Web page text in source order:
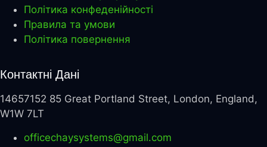
Політика конфеденійності
Правила та умови
Політика повернення
Контактні Дані
14657152 85 Great Portland Street, London, England,
W1W 7LT
officechaysystems@gmail.com